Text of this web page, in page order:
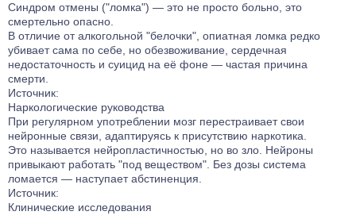
Синдром отмены ("ломка") — это не просто больно, это
смертельно опасно.
В отличие от алкогольной "белочки", опиатная ломка редко
убивает сама по себе, но обезвоживание, сердечная
недостаточность и суицид на её фоне — частая причина
смерти.
Источник:
Наркологические руководства
При регулярном употреблении мозг перестраивает свои
нейронные связи, адаптируясь к присутствию наркотика.
Это называется нейропластичностью, но во зло. Нейроны
привыкают работать "под веществом". Без дозы система
ломается — наступает абстиненция.
Источник:
Клинические исследования